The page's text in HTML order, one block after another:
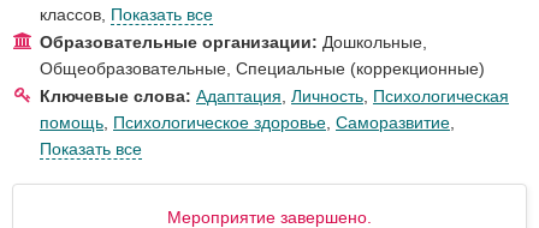
классов, Показать все
Образовательные организации: Дошкольные,
Общеобразовательные, Специальные (коррекционные)
Ключевые слова: Адаптация, Личность, Психологическая
помощь, Психологическое здоровье, Саморазвитие,
Показать все
Мероприятие завершено.